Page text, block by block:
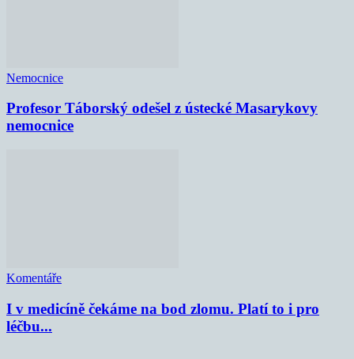
Nemocnice
Profesor Táborský odešel z ústecké Masarykovy
nemocnice
Komentáře
I v medicíně čekáme na bod zlomu. Platí to i pro
léčbu...